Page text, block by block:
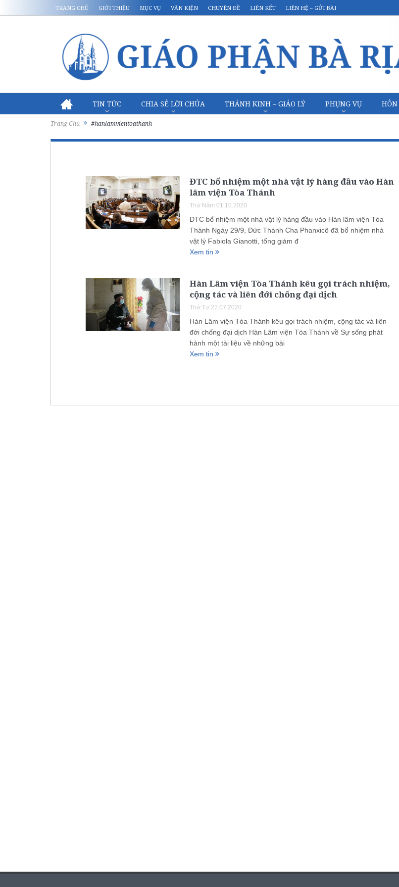
TRANG CHỦ GIỚI THIỆU MỤC VỤ VĂN KIỆN CHUYÊN ĐỀ LIÊN KẾT LIÊN HỆ – GỬI BÀI
TIN TỨC CHIA SẺ LỜI CHÚA THÁNH KINH – GIÁO LÝ PHỤNG VỤ
Trang Chủ #hanlamvientoathanh
ĐTC bổ nhiệm một nhà vật lý hàng đầu vào Hàn
lâm viện Tòa Thánh
Thứ Năm 01.10.2020
ĐTC bổ nhiệm một nhà vật lý hàng đầu vào Hàn lâm viện Tòa
Thánh Ngày 29/9, Đức Thánh Cha Phanxicô đã bổ nhiệm nhà
vật lý Fabiola Gianotti, tổng giám đ
Xem tin
Hàn Lâm viện Tòa Thánh kêu gọi trách nhiệm,
cộng tác và liên đới chống đại dịch
Thứ Tư 22.07.2020
Hàn Lâm viện Tòa Thánh kêu gọi trách nhiệm, cộng tác và liên
đới chống đại dịch Hàn Lâm viện Tòa Thánh về Sự sống phát
hành một tài liệu về những bài
Xem tin